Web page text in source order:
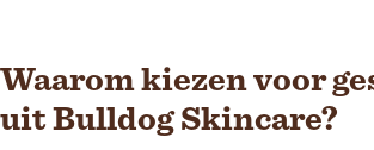
Waarom kiezen voor
uit Bulldog Skincare?